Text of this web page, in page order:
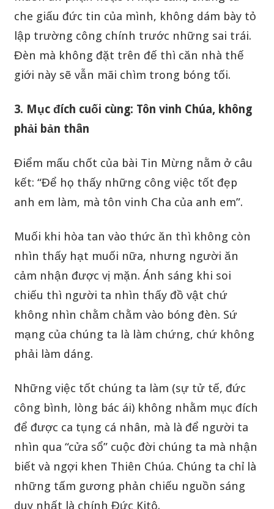
che giấu đức tin của mình, không dám bày tỏ
lập trường công chính trước những sai trái.
Đèn mà không đặt trên đế thì căn nhà thế
giới này sẽ vẫn mãi chìm trong bóng tối.
3. Mục đích cuối cùng: Tôn vinh Chúa, không
phải bản thân
Điểm mấu chốt của bài Tin Mừng nằm ở câu
kết: “Để họ thấy những công việc tốt đẹp
anh em làm, mà tôn vinh Cha của anh em”.
Muối khi hòa tan vào thức ăn thì không còn
nhìn thấy hạt muối nữa, nhưng người ăn
cảm nhận được vị mặn. Ánh sáng khi soi
chiếu thì người ta nhìn thấy đồ vật chứ
không nhìn chằm chằm vào bóng đèn. Sứ
mạng của chúng ta là làm chứng, chứ không
phải làm dáng.
Những việc tốt chúng ta làm (sự tử tế, đức
công bình, lòng bác ái) không nhằm mục đích
để được ca tụng cá nhân, mà là để người ta
nhìn qua “cửa sổ” cuộc đời chúng ta mà nhận
biết và ngợi khen Thiên Chúa. Chúng ta chỉ là
những tấm gương phản chiếu nguồn sáng
duy nhất là chính Đức Kitô.